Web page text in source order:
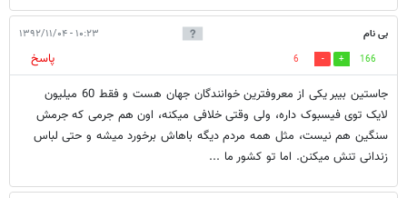
بی نام ۱۰:۲۳ - ۱۳۹۲/۱۱/۰۴
166
6
پاسخ
جاستین بیبر یکی از معروفترین خوانندگان جهان هست و فقط 60 میلیون
لایک توی فیسبوک داره، ولی وقتی خلافی میکنه، اون هم جرمی که جرمش
سنگین هم نیست، مثل همه مردم دیگه باهاش برخورد میشه و حتی لباس
زندانی تنش میکنن. اما تو کشور ما ...